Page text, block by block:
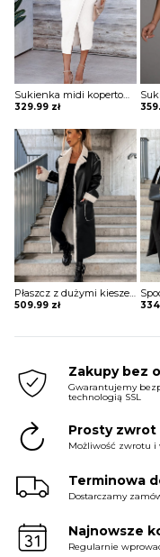
Sukienka midi kopertowa Jonie
329.99 zł
Płaszcz z dużymi kieszeniami i podszewką z owczej skóry Marye
509.99 zł
Zakupy bez
Gwarantujemy
technologią SSL
Prosty zwrot
Możliwość zwrotu
Terminowa
Dostarczamy
Najnowsze
Regularnie